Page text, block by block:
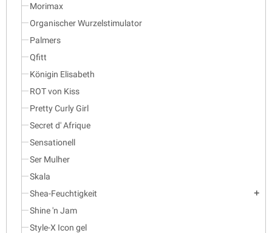
Morimax
Organischer Wurzelstimulator
Palmers
Qfitt
Königin Elisabeth
ROT von Kiss
Pretty Curly Girl
Secret d' Afrique
Sensationell
Ser Mulher
Skala
Shea-Feuchtigkeit
add
Shine 'n Jam
Style-X Icon gel